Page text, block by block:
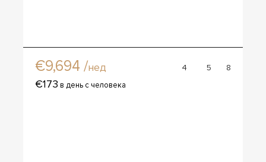
€9,694 /нед 4 5 8
€173 в день с человека